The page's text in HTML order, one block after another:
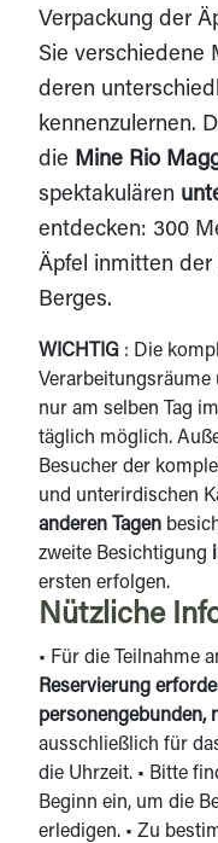
Verpackung der
Sie verschiedene
deren
kennenzulernen.
die Mine Rio
spektakulären
entdecken: 300
Äpfel inmitten
Berges.
WICHTIG : Die
nur am selben Tag
täglich möglich.
Besucher der
und unterirdischen
anderen Tagen
zweite Besichtigung
ersten erfolgen.
Nützliche
• Für die Teilnahme
Reservierung
personengebunden,
ausschließlich für
die Uhrzeit. • Bitte
Beginn ein, um die
erledigen. • Zu